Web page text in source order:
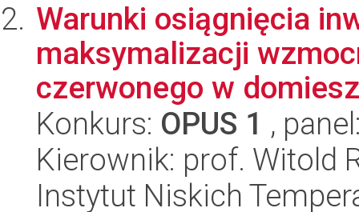
Warunki osiągnięcia
maksymalizacji
czerwonego w
Konkurs: OPUS 1 ,
Kierownik: prof. Witold
Instytut Niskich